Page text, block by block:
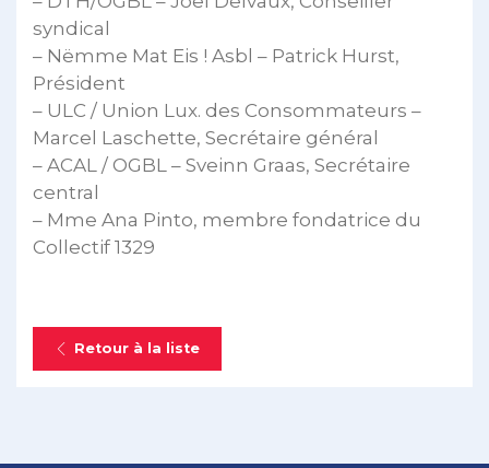
syndical
– Nëmme Mat Eis ! Asbl – Patrick Hurst,
Président
– ULC / Union Lux. des Consommateurs –
Marcel Laschette, Secrétaire général
– ACAL / OGBL – Sveinn Graas, Secrétaire
central
– Mme Ana Pinto, membre fondatrice du
Collectif 1329
Retour à la liste